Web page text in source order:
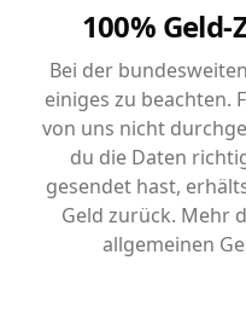
100%
Bei der
einiges zu beachten.
von uns nicht
du die Daten
gesendet hast,
Geld zurück. Mehr
allgemeinen